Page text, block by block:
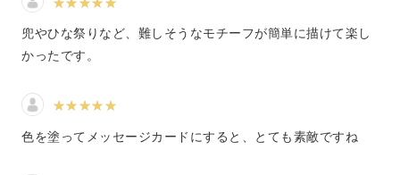
します。
これまでに習った人物に小物をプラスして描くことで、更
にイラストで表現できるバリエーションの幅も広がりま
兜やひな祭りなど、難しそうなモチーフが簡単に描けて楽し
かったです。
色を塗ってメッセージカードにすると、とても素敵ですね